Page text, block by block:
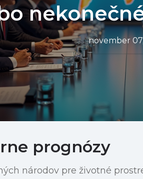
november
prognózy
národov pre životné